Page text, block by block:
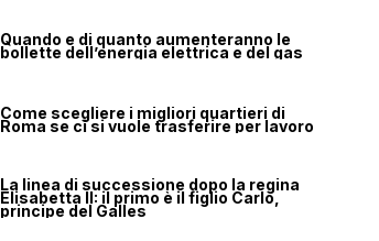
Quando e di quanto aumenteranno le
bollette dell’energia elettrica e del gas
Come scegliere i migliori quartieri di
Roma se ci si vuole trasferire per lavoro
La linea di successione dopo la regina
Elisabetta II: il primo è il figlio Carlo,
principe del Galles